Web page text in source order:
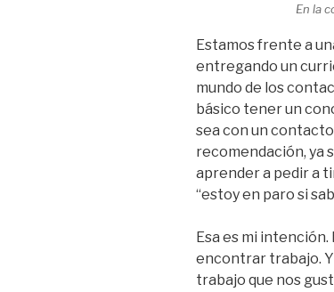
En la
Estamos frente a
entregando un
mundo de los
básico tener un
sea con un
recomendación, ya
aprender a pedir a
“estoy en paro si
Esa es mi
encontrar trabajo.
trabajo que nos